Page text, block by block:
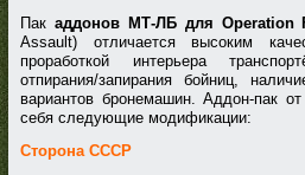
Пак аддонов МТ-ЛБ для Operation
Assault) отличается высоким
проработкой интерьера
отпирания/запирания бойниц,
вариантов бронемашин. Аддон-пак
себя следующие модификации:
Сторона СССР